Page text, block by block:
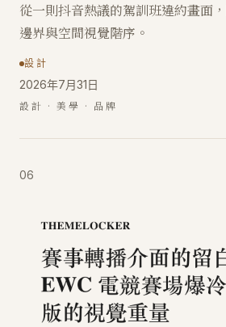
從一則抖音熱議的駕訓班違約畫面
邊界與空間視覺階序。
設計
2026年7月31日
設計 · 美學 · 品牌
06